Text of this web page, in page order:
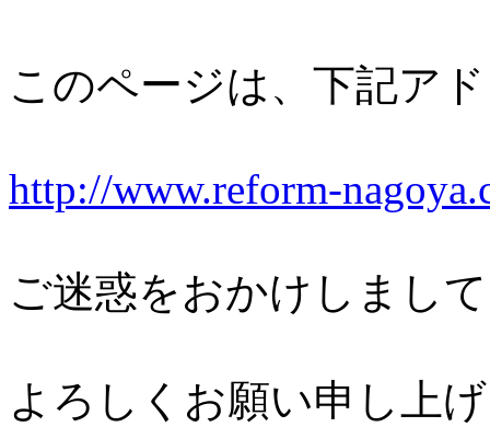
このページは、下記ア
http://www.reform-
ご迷惑をおかけしまし
よろしくお願い申し上